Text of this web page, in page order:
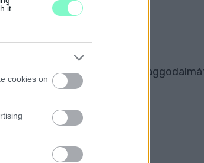
it
cookies on
SÁRVÁRON
Klimits István fejezte ki az
MAJD ÖSSZE IS TÖRTE